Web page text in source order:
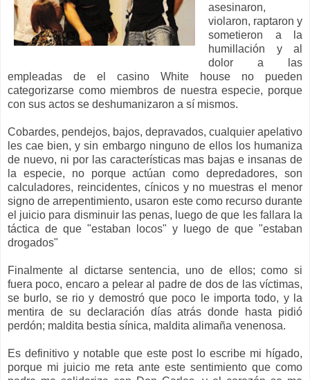
asesinaron,
violaron, raptaron y
sometieron a la
humillación y al
dolor a las
empleadas de el casino White house no pueden
categorizarse como miembros de nuestra especie, porque
con sus actos se deshumanizaron a sí mismos.
Cobardes, pendejos, bajos, depravados, cualquier apelativo
les cae bien, y sin embargo ninguno de ellos los humaniza
de nuevo, ni por las características mas bajas e insanas de
la especie, no porque actúan como depredadores, son
calculadores, reincidentes, cínicos y no muestras el menor
signo de arrepentimiento, usaron este como recurso durante
el juicio para disminuir las penas, luego de que les fallara la
táctica de que "estaban locos" y luego de que "estaban
drogados"
Finalmente al dictarse sentencia, uno de ellos; como si
fuera poco, encaro a pelear al padre de dos de las víctimas,
se burlo, se rio y demostró que poco le importa todo, y la
mentira de su declaración días atrás donde hasta pidió
perdón; maldita bestia sínica, maldita alimaña venenosa.
Es definitivo y notable que este post lo escribe mi hígado,
porque mi juicio me reta ante este sentimiento que como